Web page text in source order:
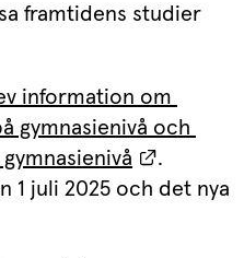
framtidens studier
information om
gymnasienivå och
Länk till
.
1 juli 2025 och det nya